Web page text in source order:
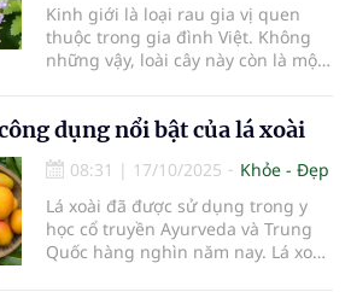
Kinh giới là loại rau gia vị quen
thuộc trong gia đình Việt. Không
những vậy, loài cây này còn là một
trị cảm sốt, rôm sảy...
dụng nổi bật của lá xoài
08:31 | 17/10/2025
Khỏe - Đẹp
Lá xoài đã được sử dụng trong y
học cổ truyền Ayurveda và Trung
Quốc hàng nghìn năm nay. Lá xoài